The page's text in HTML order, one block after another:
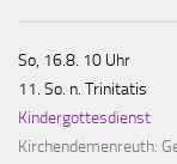
So, 16.8. 10 Uhr
11. So. n. Trinitatis
Kindergottesdienst
Kirchendemenreuth: